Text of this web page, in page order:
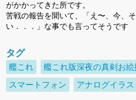
がかかってきた所です。
苦戦の報告を聞いて、「え〜、今、
い．．．」な事でも言ってそうです
タグ
艦これ 艦これ版深夜の真剣お
スマートフォン
アナログイラス